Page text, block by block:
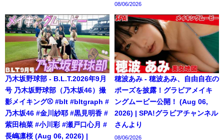
08/06/2026
乃木坂野球部 - B.L.T.2026年9月
号 乃木坂野球部（乃木坂46）撮
影メイキング⚾️ #blt #bltgraph #
乃木坂46 #金川紗耶 #黒見明香 #
紫田柚菜 #小川彩 #瀬戸口心月 #
長嶋凛桜 (Aug 06, 2026) |
穂波あみ - 穂波あみ、自由自在の
ポーズを披露！グラビアメイキ
ングムービー公開！ (Aug 06,
2026) | SPA!グラビアチャンネル
さんより
08/06/2026